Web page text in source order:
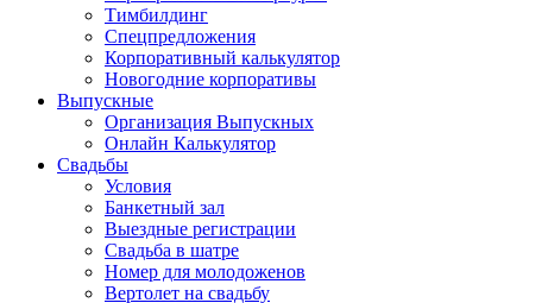
Тимбилдинг
Спецпредложения
Корпоративный калькулятор
Новогодние корпоративы
Выпускные
Организация Выпускных
Онлайн Калькулятор
Свадьбы
Условия
Банкетный зал
Выездные регистрации
Свадьба в шатре
Номер для молодоженов
Вертолет на свадьбу